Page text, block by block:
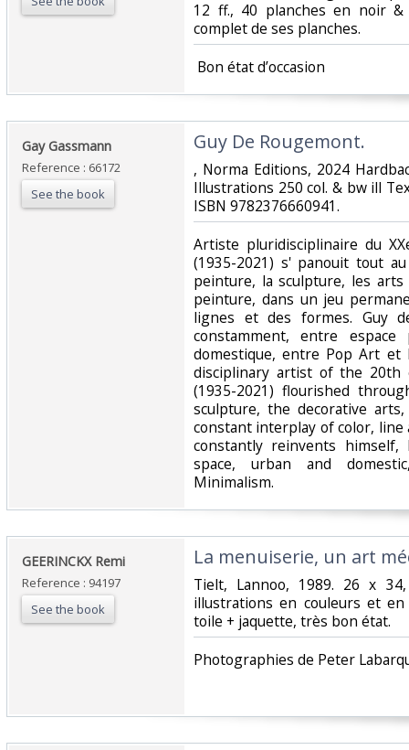
12 ff., 40 planches en noir &
complet de ses planches.‎
‎ Bon état d’occasion ‎
‎Gay Gassmann‎
Reference : 66172
See the book
‎Guy De Rougemont.‎
‎, Norma Editions, 2024
Illustrations 250 col. & bw ill
ISBN 9782376660941.‎
‎Artiste pluridisciplinaire du
(1935-2021) s' panouit tout
peinture, la sculpture, les
peinture, dans un jeu
lignes et des formes. Guy
constamment, entre
domestique, entre Pop Art
disciplinary artist of the 20th
(1935-2021) flourished
sculpture, the decorative
constant interplay of color, line
constantly reinvents
space, urban and
Minimalism.‎
‎GEERINCKX Remi‎
Reference : 94197
See the book
‎La menuiserie, un art
‎Tielt, Lannoo, 1989. 26 x
illustrations en couleurs et
toile + jaquette, très bon état.‎
‎Photographies de Peter